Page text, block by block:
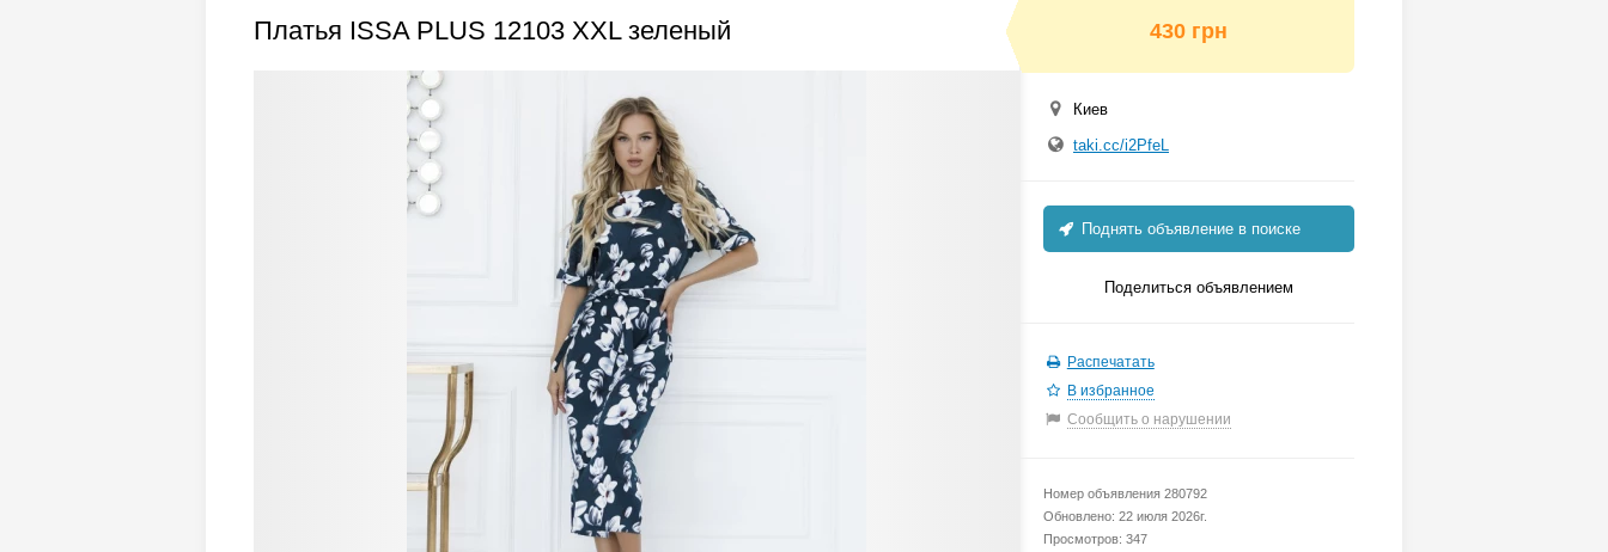
Платья ISSA PLUS 12103 XXL зеленый 430 грн
Киев
taki.cc/i2PfeL
Поднять объявление в поиске
Поделиться объявлением
Распечатать
В избранное
Сообщить о нарушении
Номер объявления 280792
Обновлено: 22 июля 2026г.
Просмотров: 347